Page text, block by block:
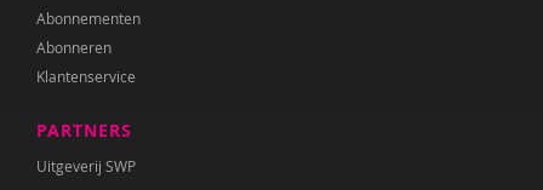
Abonnementen
Abonneren
Klantenservice
PARTNERS
Uitgeverij SWP